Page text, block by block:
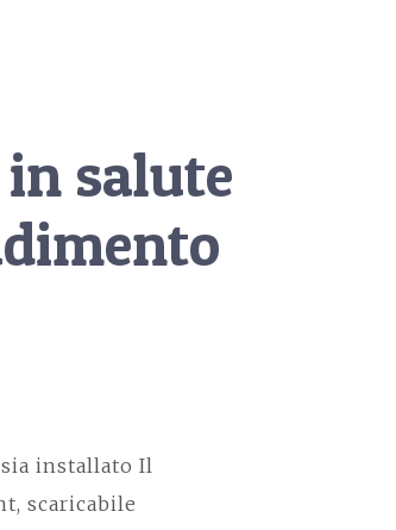
salute
sia installato Il
scaricabile